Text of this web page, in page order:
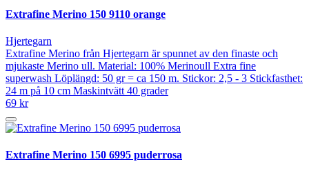
Extrafine Merino 150 9110 orange
Hjertegarn
Extrafine Merino från Hjertegarn är spunnet av den finaste och
mjukaste Merino ull. Material: 100% Merinoull Extra fine
superwash Löplängd: 50 gr = ca 150 m. Stickor: 2,5 - 3 Stickfasthet:
24 m på 10 cm Maskintvätt 40 grader
69 kr
Extrafine Merino 150 6995 puderrosa